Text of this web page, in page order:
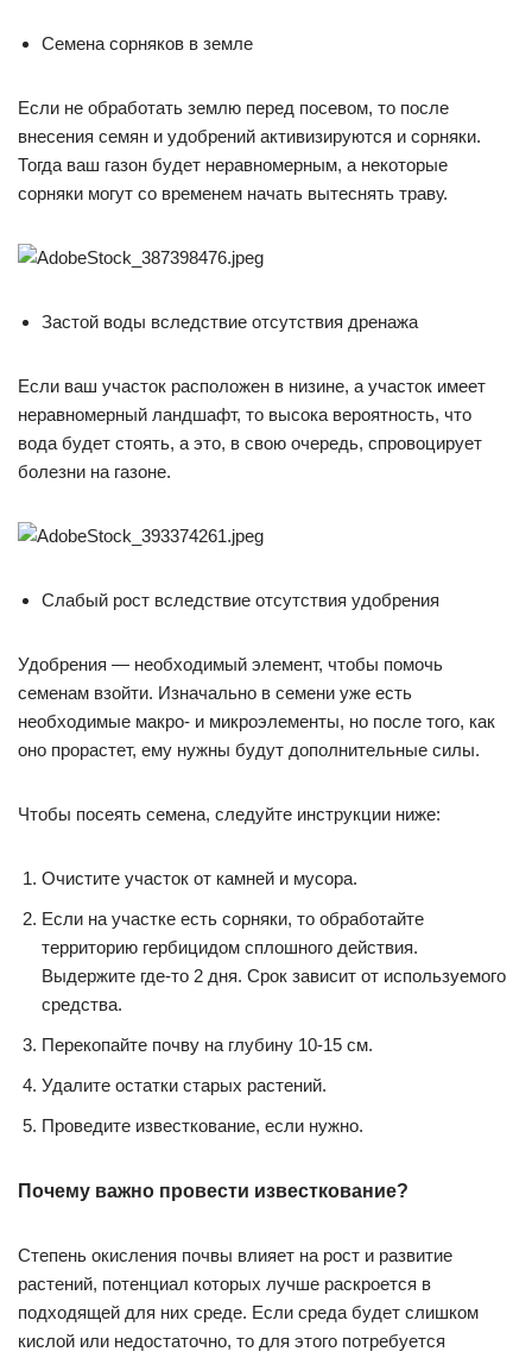
Семена сорняков в земле
Если не обработать землю перед посевом, то после
внесения семян и удобрений активизируются и сорняки.
Тогда ваш газон будет неравномерным, а некоторые
сорняки могут со временем начать вытеснять траву.
Застой воды вследствие отсутствия дренажа
Если ваш участок расположен в низине, а участок имеет
неравномерный ландшафт, то высока вероятность, что
вода будет стоять, а это, в свою очередь, спровоцирует
болезни на газоне.
Слабый рост вследствие отсутствия удобрения
Удобрения — необходимый элемент, чтобы помочь
семенам взойти. Изначально в семени уже есть
необходимые макро- и микроэлементы, но после того, как
оно прорастет, ему нужны будут дополнительные силы.
Чтобы посеять семена, следуйте инструкции ниже:
Очистите участок от камней и мусора.
Если на участке есть сорняки, то обработайте
территорию гербицидом сплошного действия.
Выдержите где-то 2 дня. Срок зависит от используемого
средства.
Перекопайте почву на глубину 10-15 см.
Удалите остатки старых растений.
Проведите известкование, если нужно.
Почему важно провести известкование?
Степень окисления почвы влияет на рост и развитие
растений, потенциал которых лучше раскроется в
подходящей для них среде. Если среда будет слишком
кислой или недостаточно, то для этого потребуется